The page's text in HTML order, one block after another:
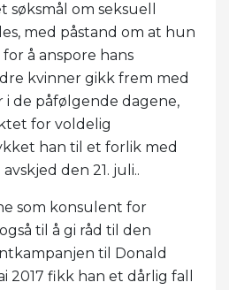
om seksuell
med påstand om at hun
å anspore hans
kvinner gikk frem med
i de påfølgende dagene,
for voldelig
han til et forlik med
den 21. juli..
som konsulent for
til å gi råd til den
til Donald
2017 fikk han et dårlig fall